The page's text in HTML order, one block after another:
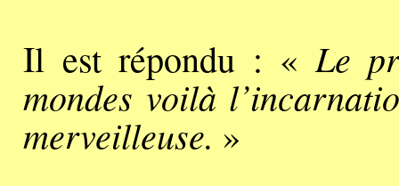
Il est répondu : «Le
mondes voilà
merveilleuse. »